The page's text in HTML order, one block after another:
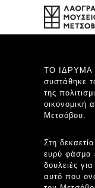
ΤΟ ΙΔΡΥΜΑ
συστάθηκε
της
οικονομική
Μετσόβου.
Στη
ευρύ φάσμα
δουλειές
αυτό που